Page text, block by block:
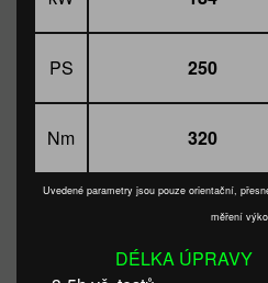
PS 250
Nm 320
Uvedené parametry jsou pouze orientační,
měření
DÉLKA ÚPRAVY